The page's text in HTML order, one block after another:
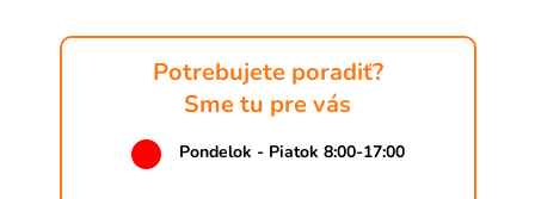
Potrebujete poradiť?
Sme tu pre vás
Pondelok - Piatok 8:00-17:00